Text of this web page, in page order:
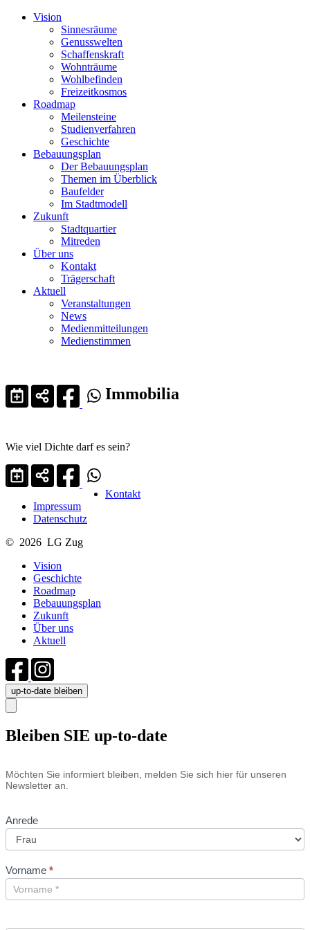
Vision
Sinnesräume
Genusswelten
Schaffenskraft
Wohnträume
Wohlbefinden
Freizeitkosmos
Roadmap
Meilensteine
Studienverfahren
Geschichte
Bebauungsplan
Der Bebauungsplan
Themen im Überblick
Baufelder
Im Stadtmodell
Zukunft
Stadtquartier
Mitreden
Über uns
Kontakt
Trägerschaft
Aktuell
Veranstaltungen
News
Medienmitteilungen
Medienstimmen
Immobilia
Wie viel Dichte darf es sein?
Kontakt
Impressum
Datenschutz
© 2026 LG Zug
Vision
Geschichte
Roadmap
Bebauungsplan
Zukunft
Über uns
Aktuell
up-to-date bleiben
Bleiben SIE up-to-date
Möchten Sie informiert bleiben, melden Sie sich hier für unseren
Newsletter an.
Anrede
Vorname *